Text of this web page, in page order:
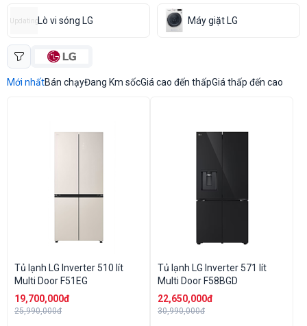
UpdatingLò vi sóng LG Máy giặt LG
Mới nhấtBán chạyĐang Km sốcGiá cao đến thấpGiá thấp đến cao
Tủ lạnh LG Inverter 510 lít
Multi Door F51EG
19,700,000đ
25,990,000đ
Tủ lạnh LG Inverter 571 lít
Multi Door F58BGD
22,650,000đ
30,990,000đ